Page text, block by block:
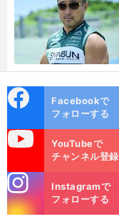
ok
Facebookで
フォローする
YouTubeで
チャンネル登録
m
Instagramで
フォローする